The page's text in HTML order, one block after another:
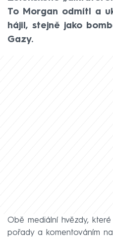
To Morgan odmítl a
hájil, stejně jako
Gazy.
Obě mediální hvězdy, které
pořady a komentováním